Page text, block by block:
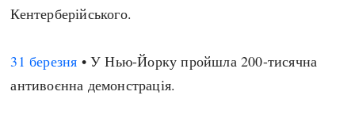
Кентерберійського.
31 березня • У Нью-Йорку пройшла 200-тисячна
антивоєнна демонстрація.